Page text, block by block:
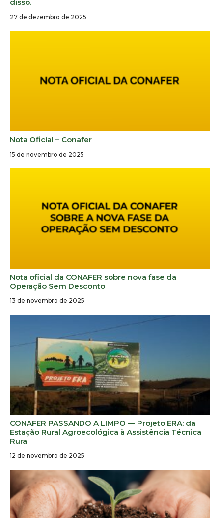
disso.
27 de dezembro de 2025
Nota Oficial – Conafer
15 de novembro de 2025
Nota oficial da CONAFER sobre nova fase da
Operação Sem Desconto
13 de novembro de 2025
CONAFER PASSANDO A LIMPO — Projeto ERA: da
Estação Rural Agroecológica à Assistência Técnica
Rural
12 de novembro de 2025